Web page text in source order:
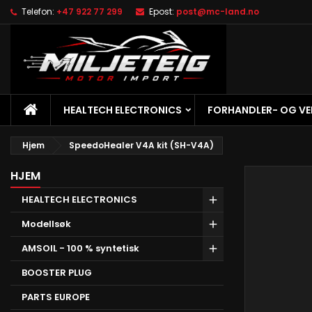
Telefon: +47 922 77 299 Epost: post@mc-land.no
HJEM HEALTECH ELECTRONICS FORHANDLER- OG
Hjem SpeedoHealer V4A kit (SH-V4A)
HJEM
HEALTECH ELECTRONICS
Modellsøk
AMSOIL - 100 % syntetisk
BOOSTER PLUG
PARTS EUROPE